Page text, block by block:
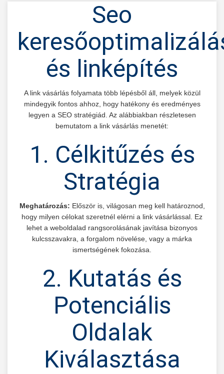
Seo
és linképítés
A link vásárlás folyamata több lépésből áll, melyek közül
mindegyik fontos ahhoz, hogy hatékony és eredményes
legyen a SEO stratégiád. Az alábbiakban részletesen
bemutatom a link vásárlás menetét:
1. Célkitűzés és
Stratégia
Meghatározás: Először is, világosan meg kell határoznod,
hogy milyen célokat szeretnél elérni a link vásárlással. Ez
lehet a weboldalad rangsorolásának javítása bizonyos
kulcsszavakra, a forgalom növelése, vagy a márka
ismertségének fokozása.
2. Kutatás és
Potenciális
Oldalak
Kiválasztása